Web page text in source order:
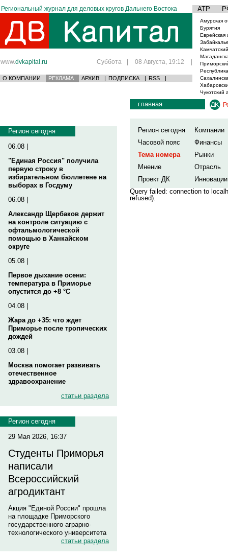
Региональный журнал для деловых кругов Дальнего Востока АТР
www.dvkapital.ru Суббота | 08 Августа, 19:12 |
О КОМПАНИИ РЕКЛАМА АРХИВ | ПОДПИСКА | RSS |
Амурская
Бурятия
Еврейская
Чукотский
Регион сегодня
06.08 |
"Единая Россия" получила
первую строку в
избирательном бюллетене на
выборах в Госдуму
06.08 |
Александр Щербаков держит
на контроле ситуацию с
офтальмологической
помощью в Ханкайском
округе
05.08 |
Первое дыхание осени:
температура в Приморье
опустится до +8 °C
04.08 |
Жара до +35: что ждет
Приморье после тропических
дождей
03.08 |
Москва помогает развивать
отечественное
здравоохранение
статьи раздела
Регион сегодня
29 Мая 2026, 16:37
Студенты Приморья
написали
Всероссийский
агродиктант
Акция "Единой России" прошла
на площадке Приморского
государственного аграрно-
технологического университета
статьи раздела
главная
Регион сегодня
Компании
Часовой пояс
Финансы
Тема номера
Рынки
Мнение
Отрасль
Проект ДК
Инновации
Query failed: connection to
refused).